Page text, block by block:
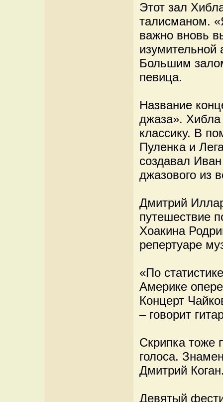
Этот зал
талисманом.
важно вновь
изумительной
Большим
певица.
Название
джаза». Хибла
классику. В
Пуленка и
создавал
джазового из
Дмитрий
путешествие
Хоакина
репертуаре
«По
Америке
Концерт
– говорит
Скрипка тоже
голоса.
Дмитрий
Девятый